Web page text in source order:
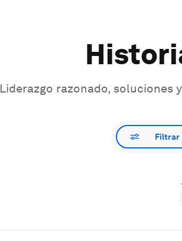
Liderazgo razonado, soluciones
Filtrar